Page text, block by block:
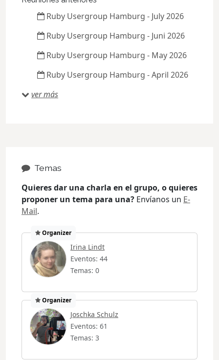
Ruby Usergroup Hamburg - July 2026
Ruby Usergroup Hamburg - Juni 2026
Ruby Usergroup Hamburg - May 2026
Ruby Usergroup Hamburg - April 2026
ver más
Temas
Quieres dar una charla en el grupo, o quieres
proponer un tema para una? Envíanos un E-
Mail.
Organizer
Irina Lindt
Eventos: 44
Temas: 0
Organizer
Joschka Schulz
Eventos: 61
Temas: 3